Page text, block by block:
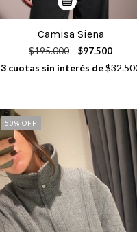
Camisa Siena
$195.000 $97.500
3 cuotas sin interés de
50% OFF